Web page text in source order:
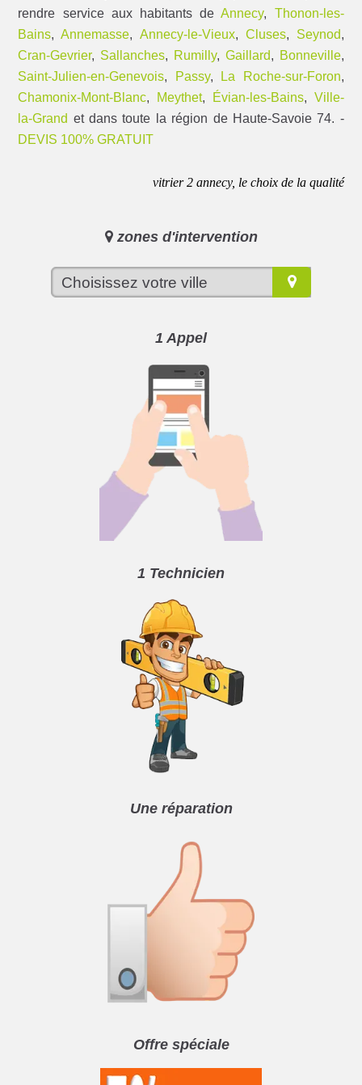
rendre service aux habitants deAnnecy, Thonon-les-
Bains,Annemasse, Annecy-le-Vieux, Cluses, Seynod,
Cran-Gevrier, Sallanches, Rumilly, Gaillard, Bonneville,
Saint-Julien-en-Genevois, Passy, La Roche-sur-Foron,
Chamonix-Mont-Blanc, Meythet, Évian-les-Bains, Ville-
la-Grand et dans toute la région de Haute-Savoie 74. -
DEVIS 100% GRATUIT
vitrier 2 annecy, le choix de la qualité
zones d'intervention
1 Appel
1 Technicien
Une réparation
Offre spéciale